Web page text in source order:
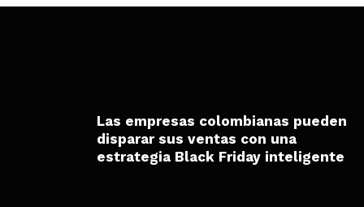
Las empresas colombianas pueden
disparar sus ventas con una
estrategia Black Friday inteligente